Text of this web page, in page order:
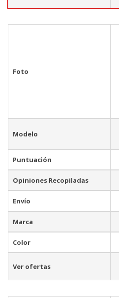
Foto
Modelo
Puntuación
Opiniones Recopiladas
Envío
Marca
Color
Ver ofertas